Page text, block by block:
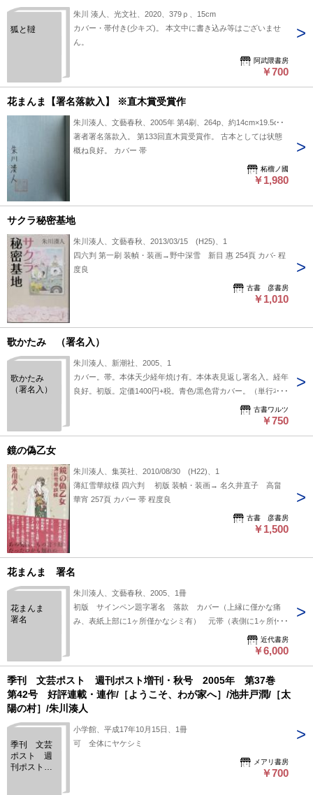
狐と韃
朱川 湊人、光文社、2020、379ｐ、15cm
カバー・帯付き(少キズ)。 本文中に書き込み等はございませ
ん。
阿武隈書房
￥700
花まんま【署名落款入】 ※直木賞受賞作
朱川湊人、文藝春秋、2005年 第4刷、264p、約14cm×19.5cm
著者署名落款入。 第133回直木賞受賞作。 古本としては状態
概ね良好。 カバー 帯
柘榴ノ國
￥1,980
サクラ秘密基地
朱川湊人、文藝春秋、2013/03/15 (H25)、1
四六判 第一刷 装幀・装画→野中深雪 新目 惠 254頁 カバ- 程
度良
古書 彦書房
￥1,010
歌かたみ （署名入）
歌かたみ
（署名入）
朱川湊人、新潮社、2005、1
カバー。帯。本体天少経年焼け有。本体表見返し署名入。経年
良好。初版。定価1400円+税。青色/黒色背カバー。（単行本
古書ワルツ
￥750
鏡の偽乙女
朱川湊人、集英社、2010/08/30 (H22)、1
薄紅雪華紋様 四六判 初版 装幀・装画→ 名久井直子 高畠
華宵 257頁 カバー 帯 程度良
古書 彦書房
￥1,500
花まんま 署名
花まんま
署名
朱川湊人、文藝春秋、2005、1冊
初版 サインペン題字署名 落款 カバー（上縁に僅かな痛
み、表紙上部に1ヶ所僅かなシミ有） 元帯（表側に1ヶ所僅
近代書房
￥6,000
季刊 文芸ポスト 週刊ポスト増刊・秋号 2005年 第37巻
第42号 好評連載・連作/［ようこそ、わが家へ］/池井戸潤/［太
陽の村］/朱川湊人
季刊 文芸
ポスト 週
刊ポスト増
小学館、平成17年10月15日、1冊
可 全体にヤケシミ
メアリ書房
￥700